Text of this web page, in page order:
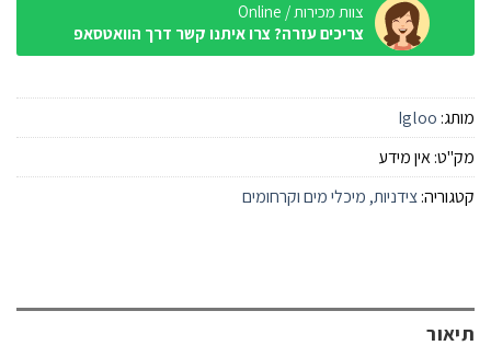
צוות מכירות / Online
צריכים עזרה? צרו איתנו קשר דרך הוואטסאפ
מותג: Igloo
מק"ט:אין מידע
קטגוריה:צידניות, מיכלי מים וקרחומים
תיאור